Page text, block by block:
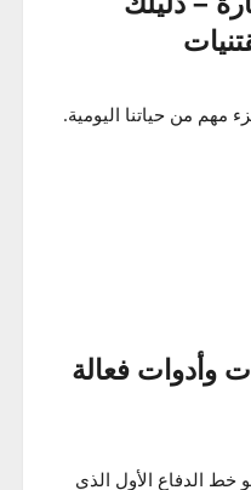
– دليلك
من حياتنا اليومية.